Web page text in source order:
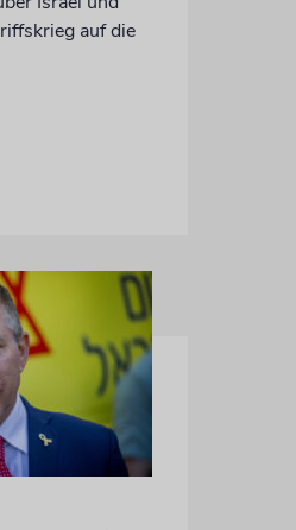
auf die